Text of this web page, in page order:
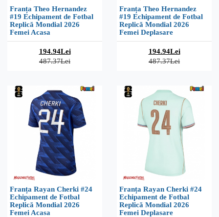
Franța Theo Hernandez
#19 Echipament de Fotbal
Replică Mondial 2026
Femei Acasa
194.94Lei
487.37Lei
Franța Theo Hernandez
#19 Echipament de Fotbal
Replică Mondial 2026
Femei Deplasare
194.94Lei
487.37Lei
Franța Rayan Cherki #24
Echipament de Fotbal
Replică Mondial 2026
Femei Acasa
Franța Rayan Cherki #24
Echipament de Fotbal
Replică Mondial 2026
Femei Deplasare